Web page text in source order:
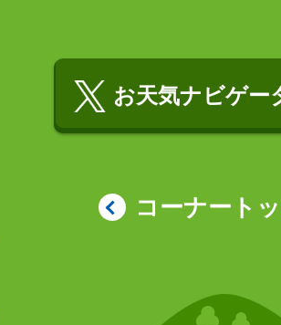
お天気ナビゲー
コーナート